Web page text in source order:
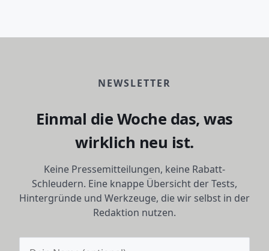
NEWSLETTER
Einmal die Woche das, was
wirklich neu ist.
Keine Pressemitteilungen, keine Rabatt-
Schleudern. Eine knappe Übersicht der Tests,
Hintergründe und Werkzeuge, die wir selbst in der
Redaktion nutzen.